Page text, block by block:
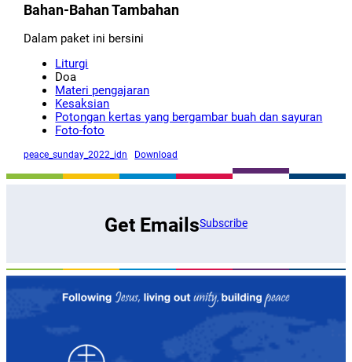
Bahan-Bahan Tambahan
Dalam paket ini bersini
Liturgi
Doa
Materi pengajaran
Kesaksian
Potongan kertas yang bergambar buah dan sayuran
Foto-foto
peace_sunday_2022_idn Download
Get EmailsSubscribe